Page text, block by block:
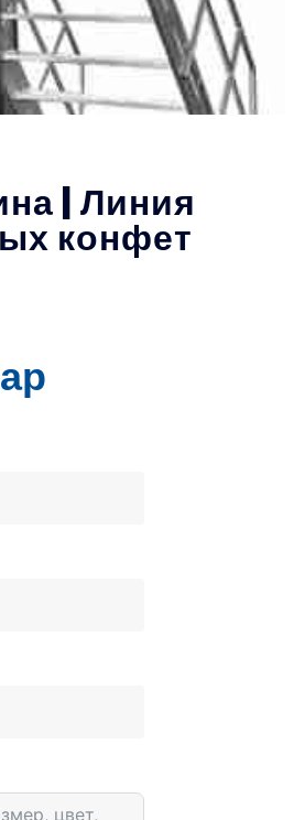
| Линия
конфет